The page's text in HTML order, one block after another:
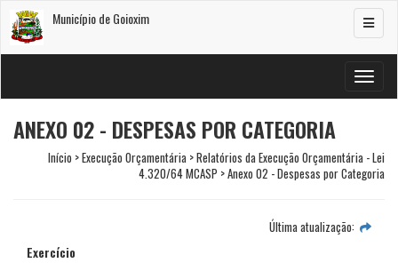
Alterar
Município de Goioxim
Alterar
ANEXO 02 - DESPESAS POR CATEGORIA
Início > Execução Orçamentária > Relatórios da Execução Orçamentária - Lei
4.320/64 MCASP > Anexo 02 - Despesas por Categoria
Última atualização:
Exercício